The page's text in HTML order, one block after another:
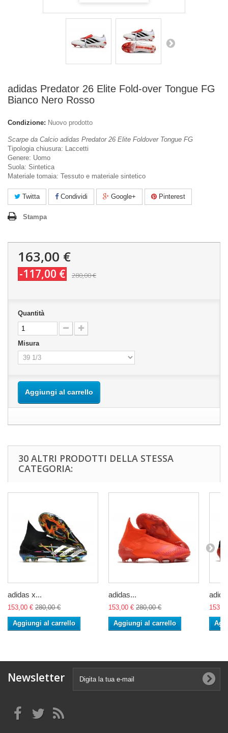
adidas Predator 26 Elite Fold-over Tongue FG
Bianco Nero Rosso
Condizione: Nuovo prodotto
Scarpe da Calcio adidas Predator 26 Elite Foldover Tongue FG
Tipologia chiusura: Laccetti
Genere: Uomo
Suola: Sintetica
Materiale tomaia: Tessuto e materiale sintetico
Twitta Condividi Google+ Pinterest
Stampa
163,00 €
-117,00 € 280,00 €
Quantità
Misura
Aggiungi al carrello
30 ALTRI PRODOTTI DELLA STESSA
CATEGORIA:
adidas x...
153,00 € 280,00 €
Aggiungi al carrello
adidas...
153,00 € 280,00 €
Aggiungi al carrello
Newsletter